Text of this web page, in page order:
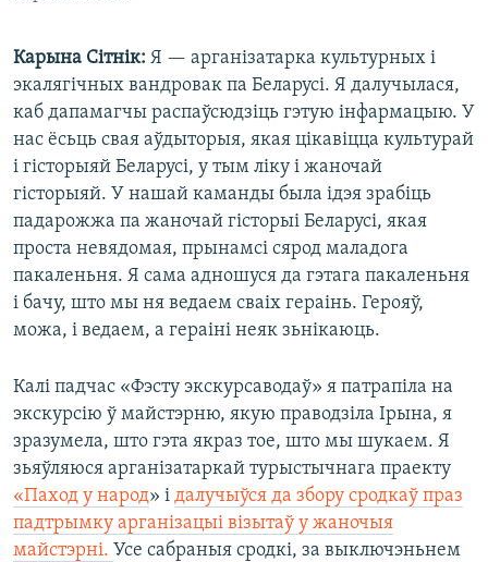
Карына Сітнік: Я — арганізатарка культурных і
экалягічных вандровак па Беларусі. Я далучылася,
каб дапамагчы распаўсюдзіць гэтую інфармацыю. У
нас ёсьць свая аўдыторыя, якая цікавіцца культурай
і гісторыяй Беларусі, у тым ліку і жаночай
гісторыяй. У нашай каманды была ідэя зрабіць
падарожжа па жаночай гісторыі Беларусі, якая
проста невядомая, прынамсі сярод маладога
пакаленьня. Я сама адношуся да гэтага пакаленьня
і бачу, што мы ня ведаем сваіх гераінь. Герояў,
можа, і ведаем, а гераіні неяк зьнікаюць.
Калі падчас «Фэсту экскурсаводаў» я патрапіла на
экскурсію ў майстэрню, якую праводзіла Ірына, я
зразумела, што гэта якраз тое, што мы шукаем. Я
зьяўляюся арганізатаркай турыстычнага праекту
«Паход у народ» і далучыўся да збору сродкаў праз
падтрымку арганізацыі візытаў у жаночыя
майстэрні. Усе сабраныя сродкі, за выключэньнем